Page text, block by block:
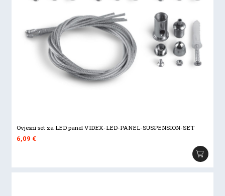
Ovjesni set za LED panel VIDEX-LED-PANEL-SUSPENSION-SET
6,09€